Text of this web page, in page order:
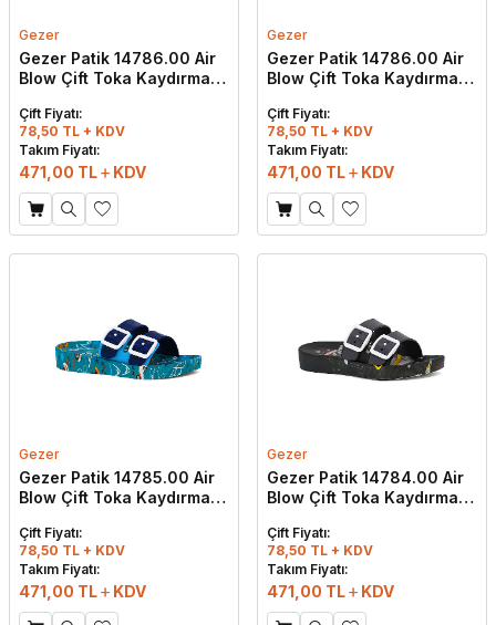
Gezer
Gezer Patik 14786.00 Air
Blow Çift Toka Kaydırmaz
Çift Fiyatı:
78,50 TL + KDV
Takım Fiyatı:
471,00 TL KDV
Gezer
Gezer Patik 14786.00 Air
Blow Çift Toka Kaydırmaz
Çift Fiyatı:
78,50 TL + KDV
Takım Fiyatı:
471,00 TL KDV
Gezer
Gezer Patik 14785.00 Air
Blow Çift Toka Kaydırmaz
Çift Fiyatı:
78,50 TL + KDV
Takım Fiyatı:
471,00 TL KDV
Gezer
Gezer Patik 14784.00 Air
Blow Çift Toka Kaydırmaz
Çift Fiyatı:
78,50 TL + KDV
Takım Fiyatı:
471,00 TL KDV